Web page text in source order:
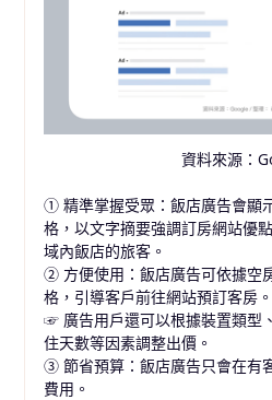
資料來源：
① 精準掌握受眾：飯店廣告會顯
格，以文字摘要強調訂房網站優
域內飯店的旅客。
② 方便使用：飯店廣告可依據空
格，引導客戶前往網站預訂客房。
☞廣告用戶還可以根據裝置類型
住天數等因素調整出價。
③ 節省預算：飯店廣告只會在有
費用。